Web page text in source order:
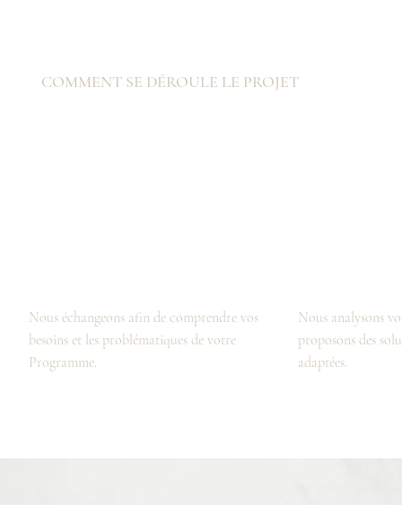
COMMENT SE DÉROULE LE PROJET
Nous échangeons afin de comprendre vos
besoins et les problématiques de votre
Programme.
Nous analysons
proposons des
adaptées.